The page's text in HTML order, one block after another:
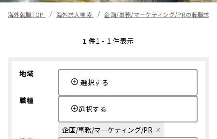
海外就職TOP 海外求人検索 企画/事務/マーケティング/PRの転職求人
1 件1 - 1 件表示
地域
選択する
職種
選択する
企画/事務/マーケティング/PR